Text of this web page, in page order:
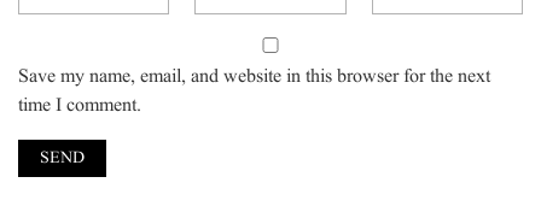
Save my name, email, and website in this browser for the next
time I comment.